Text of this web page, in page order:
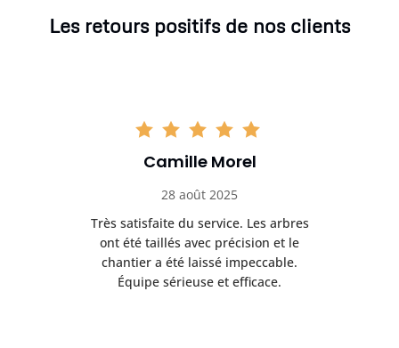
Les retours positifs de nos clients
Camille Morel
28 août 2025
Très satisfaite du service. Les arbres
ont été taillés avec précision et le
chantier a été laissé impeccable.
Équipe sérieuse et efficace.